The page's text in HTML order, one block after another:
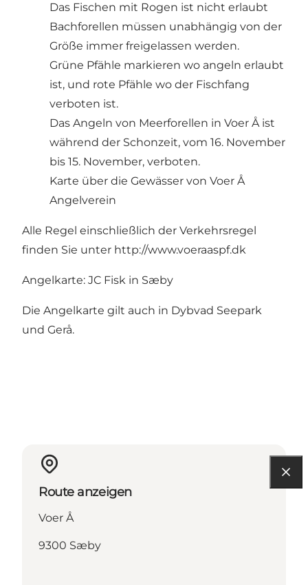
Das Fischen mit Rogen ist nicht erlaubt
Bachforellen müssen unabhängig von der
Größe immer freigelassen werden.
Grüne Pfähle markieren wo angeln erlaubt
ist, und rote Pfähle wo der Fischfang
verboten ist.
Das Angeln von Meerforellen in Voer Å ist
während der Schonzeit, vom 16. November
bis 15. November, verboten.
Karte über die Gewässer von Voer Å
Angelverein
Alle Regel einschließlich der Verkehrsregel
finden Sie unter http://www.voeraaspf.dk
Angelkarte: JC Fisk in Sæby
Die Angelkarte gilt auch in Dybvad Seepark
und Gerå.
Route anzeigen
Voer Å
9300 Sæby